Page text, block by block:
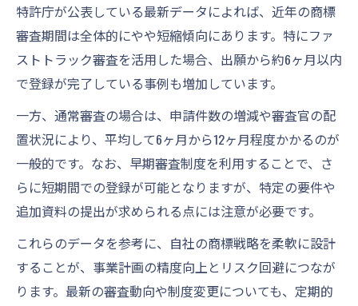
特許庁が公表している最新データによれば、近年の商標
審査期間は全体的にやや短縮傾向にあります。特にファ
ストトラック審査を活用した場合、出願から約6ヶ月以内
で登録が完了している事例も増加しています。
一方、通常審査の場合は、申請件数の増減や審査官の配
置状況により、平均して6ヶ月から12ヶ月程度かかるのが
一般的です。なお、早期審査制度を利用することで、さ
らに短期間での登録が可能となりますが、特定の要件や
追加資料の提出が求められる点には注意が必要です。
これらのデータを参考に、自社の商標戦略を柔軟に設計
することが、事業計画の精度向上とリスク回避につなが
ります。最新の審査動向や制度変更についても、定期的